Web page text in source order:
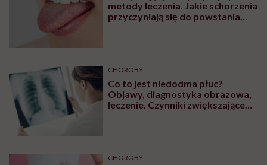
metody leczenia. Jakie schorzenia
przyczyniają się do powstania
CHOROBY
Co to jest niedodma płuc?
Objawy, diagnostyka obrazowa,
leczenie. Czynniki zwiększające
CHOROBY